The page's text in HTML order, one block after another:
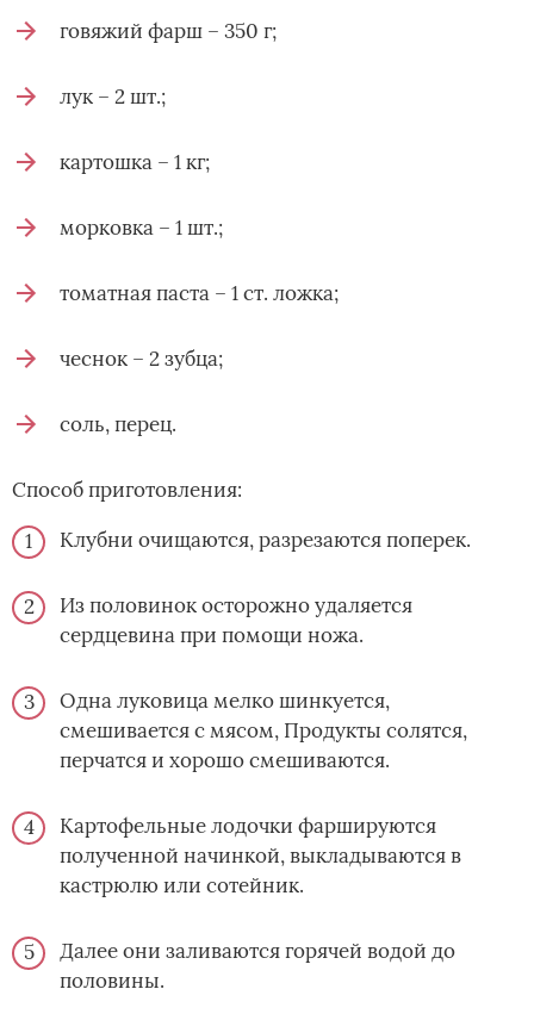
говяжий фарш – 350 г;
лук – 2 шт.;
картошка – 1 кг;
морковка – 1 шт.;
томатная паста – 1 ст. ложка;
чеснок – 2 зубца;
соль, перец.
Способ приготовления:
Клубни очищаются, разрезаются поперек.
Из половинок осторожно удаляется
сердцевина при помощи ножа.
Одна луковица мелко шинкуется,
смешивается с мясом, Продукты солятся,
перчатся и хорошо смешиваются.
Картофельные лодочки фаршируются
полученной начинкой, выкладываются в
кастрюлю или сотейник.
Далее они заливаются горячей водой до
половины.